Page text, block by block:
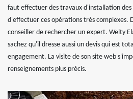
faut effectuer des travaux d'installation
d'effectuer ces opérations très complexes.
conseiller de rechercher un expert. Welty
sachez qu'il dresse aussi un devis qui est
engagement. La visite de son site web
renseignements plus précis.